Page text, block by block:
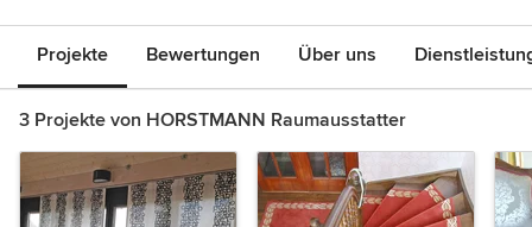
Projekte Bewertungen Über uns
3 Projekte von HORSTMANN Raumausstatter